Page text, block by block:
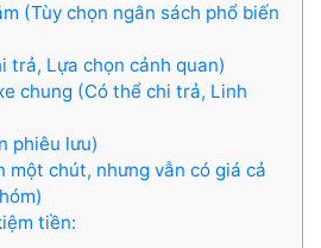
(Tùy chọn ngân sách phổ biến
trả, Lựa chọn cảnh quan)
chung (Có thể chi trả, Linh
phiêu lưu)
một chút, nhưng vẫn có giá cả
tiền: